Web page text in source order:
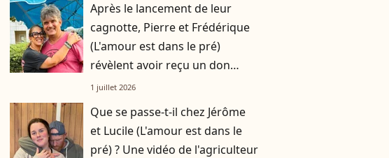
Après le lancement de leur
cagnotte, Pierre et Frédérique
(L'amour est dans le pré)
révèlent avoir reçu un don
anonyme de 10.000 euros
1 juillet 2026
Que se passe-t-il chez Jérôme
et Lucile (L'amour est dans le
pré) ? Une vidéo de l'agriculteur